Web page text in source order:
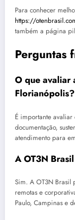
Para conhecer
https://
também a página
Perguntas
O que avaliar
Florianópolis?
É importante
documentação,
atendimento para
A OT3N
Sim. A OT3N Brasil
remotas e
Paulo, Campinas e